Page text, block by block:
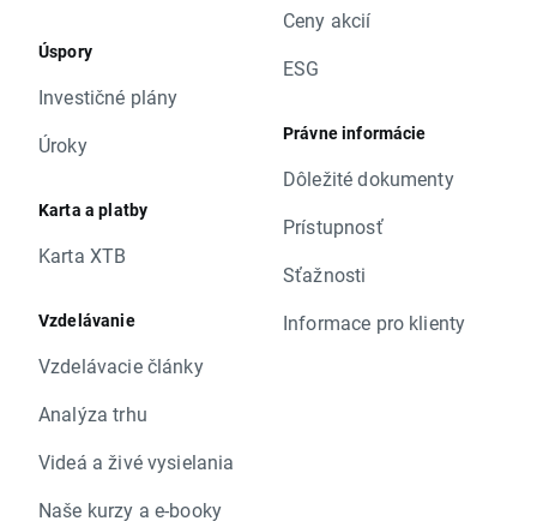
Úspory
Investičné plány
Úroky
Karta a platby
Karta XTB
Vzdelávanie
Vzdelávacie články
Analýza trhu
Videá a živé vysielania
Naše kurzy a e-booky
Ceny akcií
ESG
Právne informácie
Dôležité dokumenty
Prístupnosť
Sťažnosti
Informace pro klienty